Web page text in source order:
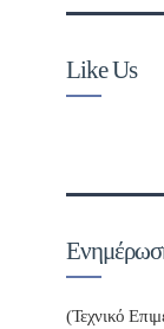
Like Us
(Τεχνικό